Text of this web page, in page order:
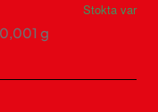
Stokta var
g